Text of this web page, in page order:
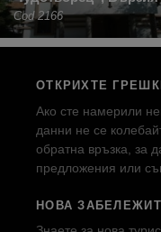
Cod 2166
ОТКРИХТЕ
Ако сте намерили
данни не се
обратна връзка, за
предложения или
НОВА